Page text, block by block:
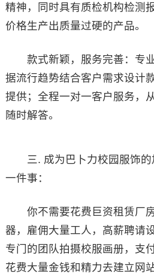
精神，同时具有质检机构检测
价格生产出质量过硬的产品。
款式新颖，服务完善：专业
据流行趋势结合客户需求设计
提供；全程一对一客户服务，
随时解答。
三. 成为巴卜力校园服饰的
一件事：
你不需要花费巨资租赁厂
器，雇佣大量工人，高薪聘请
专门的团队拍摄校服画册，支
花费大量金钱和精力去建立网